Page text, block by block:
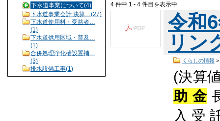
下水道事業について(4)
下水道事業会計 決算…(27)
下水道使用料・受益者…
(1)
下水道供用区域・普及…
(1)
合併処理浄化槽設置補…
(3)
排水設備工事(1)
4 件中 1 - 4 件目を表示中
令和
リン
くらしの情報 >
(決算
助 金
入 受